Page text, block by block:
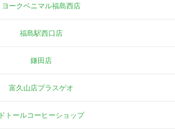
ヨークベニマル福島西店
福島駅西口店
鎌田店
富久山店プラスゲオ
ドトールコーヒーショップ